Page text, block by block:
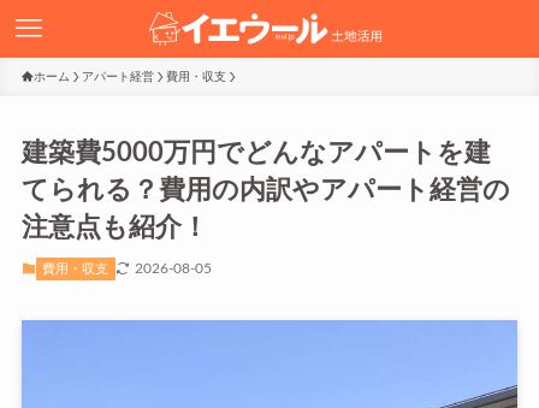
ホーム アパート経営 費用・収支
建築費5000万円でどんなアパートを建
てられる？費用の内訳やアパート経営の
注意点も紹介！
費用・収支 2026-08-05